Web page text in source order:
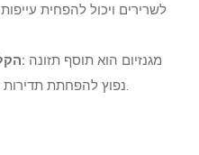
לשרירים ויכול להפחית
הקלה על מיגרנות וכאבי ראש: מגנזיום הוא תוסף תזונה
נפוץ להפחתת תדירות המיגרנות וכאבי ראש ממתח.